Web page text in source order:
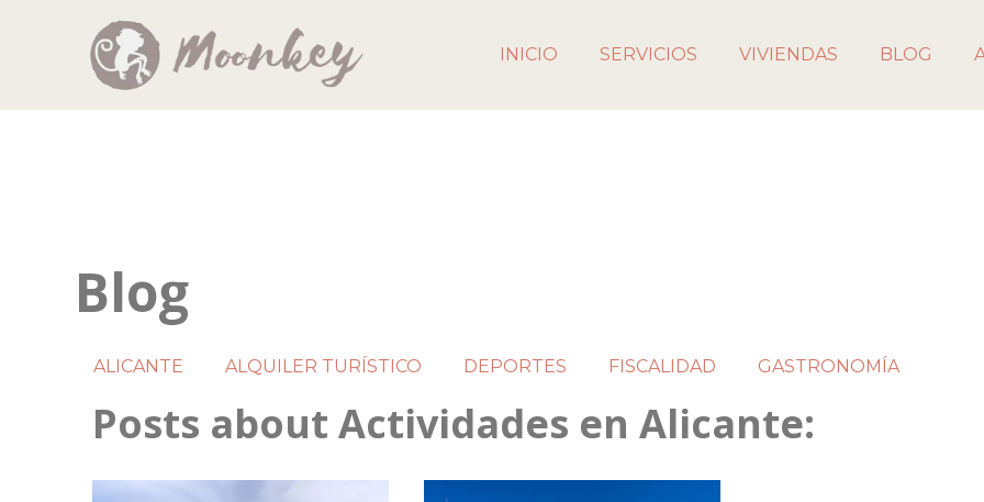
INICIO SERVICIOS VIVIENDAS BLOG
Blog
ALICANTE ALQUILER TURÍSTICO DEPORTES FISCALIDAD GASTRONOMÍA
Posts about Actividades en Alicante: